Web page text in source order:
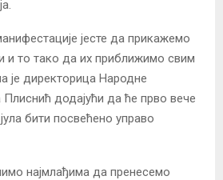
јесте да прикажемо
и то тако да их приближимо свим
је директорица Народне
додајући да ће прво вече
бити посвећено управо
најмлађима да пренесемо